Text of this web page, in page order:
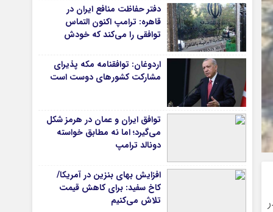
اطلاعیه
پیام تبریک ماناسپهر
پیام تسلیت ماناسپهر
پیوندهای سایت
دفتر حفاظت منافع ایران در
قاهره: ترامپ اکنون التماس
توافقی را می‌کند که خودش
اردوغان: توافقنامه مکه پذیرای
مشارکت کشورهای دوست است
توافق ایران و عمان در هرمز شکل
می‌گیرد؛ اما نه مطابق خواسته
دونالد ترامپ
افزایش بهای بنزین در آمریکا/
کاخ سفید: برای کاهش قیمت
تلاش می‌کنیم